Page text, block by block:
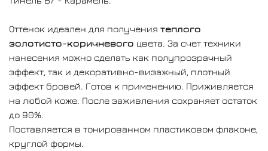
Оттенок идеален для получения теплого
золотисто-коричневого цвета. За счет техники
нанесения можно сделать как полупрозрачный
эффект, так и декоративно-визажный, плотный
эффект бровей. Готов к применению. Приживляется
на любой коже. После заживления сохраняет остаток
до 90%.
Поставляется в тонированном пластиковом флаконе,
круглой формы.